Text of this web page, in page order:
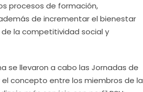
procesos de formación,
de incrementar el bienestar
la competitividad social y
se llevaron a cabo las Jornadas de
el concepto entre los miembros de la